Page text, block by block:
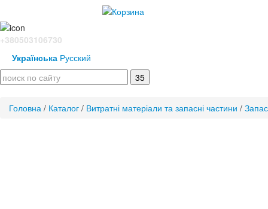
+380503106730
Українська Русский
Головна / Каталог / Витратні матеріали та запасні частини /